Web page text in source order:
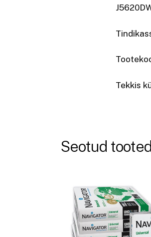
Tekkis
Seotud tooted